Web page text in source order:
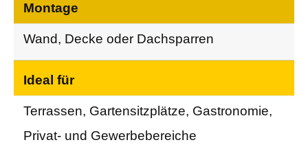
Montage
Wand, Decke oder Dachsparren
Ideal für
Terrassen, Gartensitzplätze, Gastronomie,
Privat- und Gewerbebereiche